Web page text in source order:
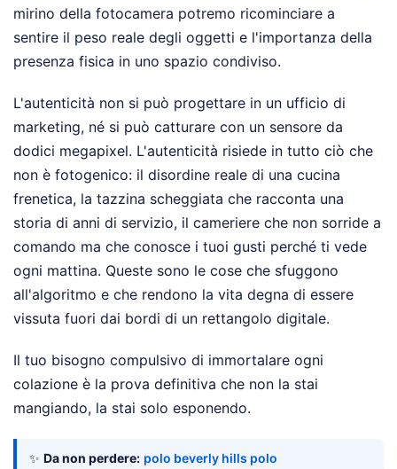
mirino della fotocamera potremo ricominciare a
sentire il peso reale degli oggetti e l'importanza della
presenza fisica in uno spazio condiviso.
L'autenticità non si può progettare in un ufficio di
marketing, né si può catturare con un sensore da
dodici megapixel. L'autenticità risiede in tutto ciò che
non è fotogenico: il disordine reale di una cucina
frenetica, la tazzina scheggiata che racconta una
storia di anni di servizio, il cameriere che non sorride a
comando ma che conosce i tuoi gusti perché ti vede
ogni mattina. Queste sono le cose che sfuggono
all'algoritmo e che rendono la vita degna di essere
vissuta fuori dai bordi di un rettangolo digitale.
Il tuo bisogno compulsivo di immortalare ogni
colazione è la prova definitiva che non la stai
mangiando, la stai solo esponendo.
✨ Da non perdere: polo beverly hills polo